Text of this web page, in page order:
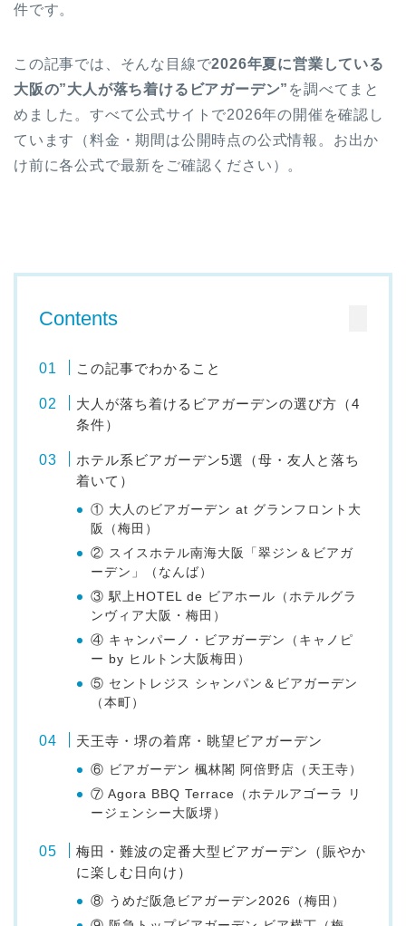
件です。
この記事では、そんな目線で2026年夏に営業している
大阪の”大人が落ち着けるビアガーデン” を調べてまと
めました。すべて公式サイトで2026年の開催を確認し
ています（料金・期間は公開時点の公式情報。お出か
け前に各公式で最新をご確認ください）。
Contents
この記事でわかること
大人が落ち着けるビアガーデンの選び方（4
条件）
ホテル系ビアガーデン5選（母・友人と落ち
着いて）
① 大人のビアガーデン at グランフロント大
阪（梅田）
② スイスホテル南海大阪「翠ジン＆ビアガ
ーデン」（なんば）
③ 駅上HOTEL de ビアホール（ホテルグラ
ンヴィア大阪・梅田）
④ キャンパーノ・ビアガーデン（キャノピ
ー by ヒルトン大阪梅田）
⑤ セントレジス シャンパン＆ビアガーデン
（本町）
天王寺・堺の着席・眺望ビアガーデン
⑥ ビアガーデン 楓林閣 阿倍野店（天王寺）
⑦ Agora BBQ Terrace（ホテルアゴーラ リ
ージェンシー大阪堺）
梅田・難波の定番大型ビアガーデン（賑やか
に楽しむ日向け）
⑧ うめだ阪急ビアガーデン2026（梅田）